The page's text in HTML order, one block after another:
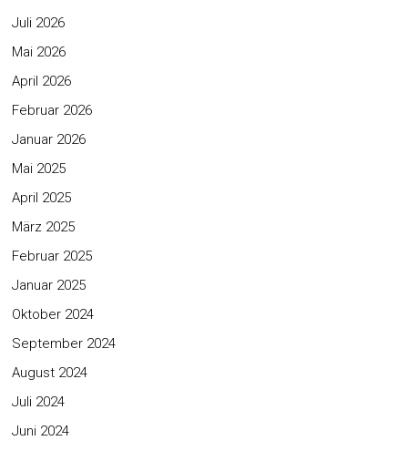
Juli 2026
Mai 2026
April 2026
Februar 2026
Januar 2026
Mai 2025
April 2025
März 2025
Februar 2025
Januar 2025
Oktober 2024
September 2024
August 2024
Juli 2024
Juni 2024